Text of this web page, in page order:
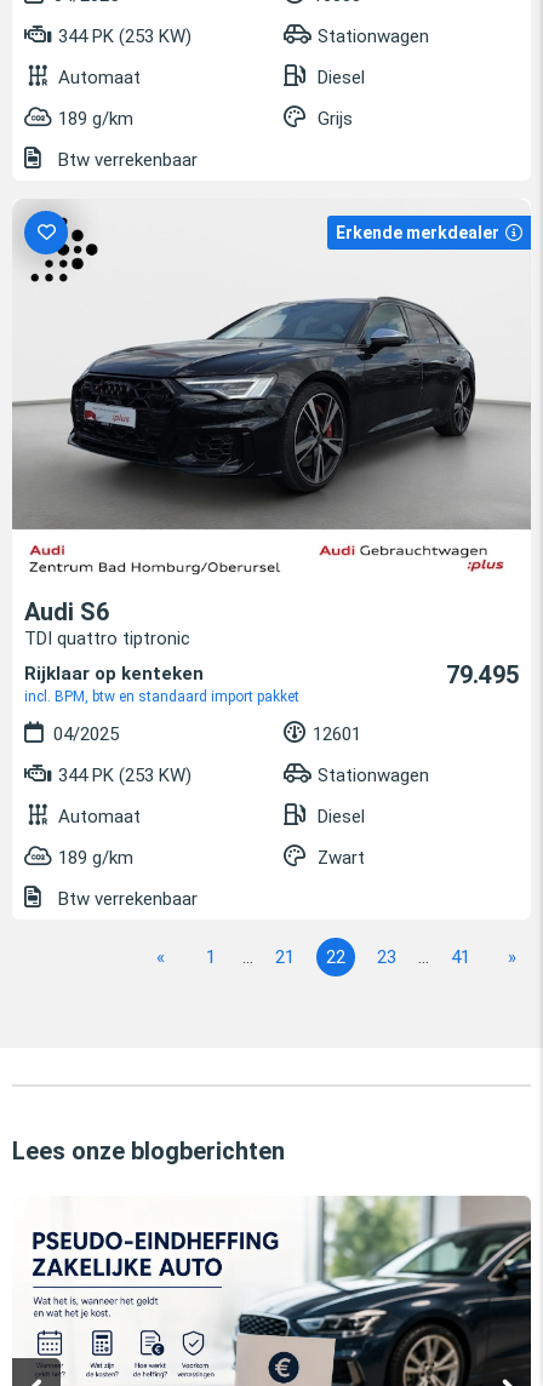
344 PK (253 KW)
Stationwagen
Automaat
Diesel
189 g/km
Grijs
Btw verrekenbaar
Erkende merkdealer
Audi S6
TDI quattro tiptronic
Rijklaar op kenteken
incl. BPM, btw en standaard import pakket
79.495
04/2025
12601
344 PK (253 KW)
Stationwagen
Automaat
Diesel
189 g/km
Zwart
Btw verrekenbaar
« 1 ... 21 22 23 ... 41 »
Lees onze blogberichten